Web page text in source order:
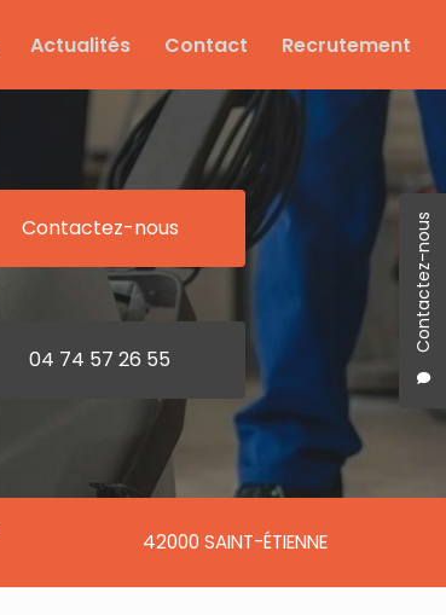
Contactez-nous
Actualités Contact Recrutement
Contactez-nous
04 74 57 26 55
42000 SAINT-ÉTIENNE